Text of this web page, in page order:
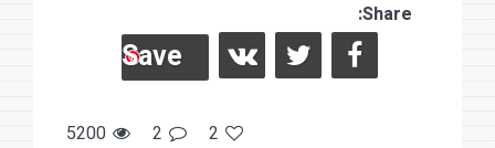
b
o
es Share:
Save
5200 2 2